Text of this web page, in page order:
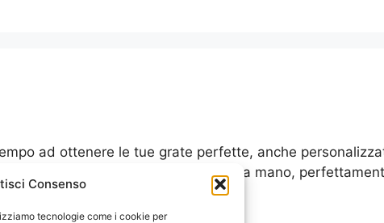
Consenso
tecnologie come i cookie per
ad ottenere le tue grate perfette, anche
nella realizzazione di pezzi forgiati a mano,
è davvero …